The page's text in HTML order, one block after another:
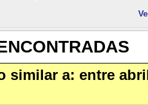
similar a: entre